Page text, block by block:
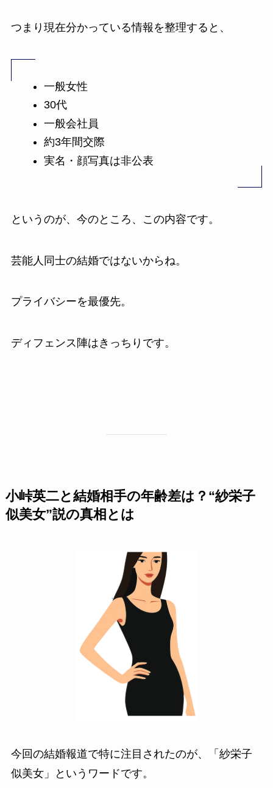
つまり現在分かっている情報を整理すると、
一般女性
30代
一般会社員
約3年間交際
実名・顔写真は非公表
というのが、今のところ、この内容です。
芸能人同士の結婚ではないからね。
プライバシーを最優先。
ディフェンス陣はきっちりです。
小峠英二と結婚相手の年齢差は？“紗栄子
似美女”説の真相とは
今回の結婚報道で特に注目されたのが、「紗栄子
似美女」というワードです。